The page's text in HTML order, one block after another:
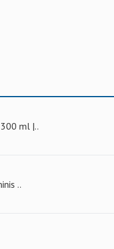
ml |..
..